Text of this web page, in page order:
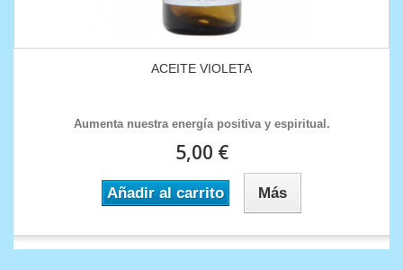
ACEITE VIOLETA
Aumenta nuestra energía positiva y espiritual.
5,00 €
Añadir al carrito Más